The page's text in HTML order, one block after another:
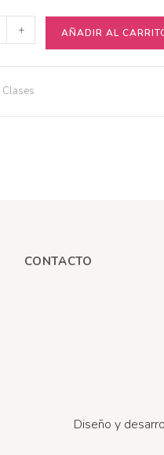
+ AÑADIR AL
Clases
CONTACTO
Diseño y